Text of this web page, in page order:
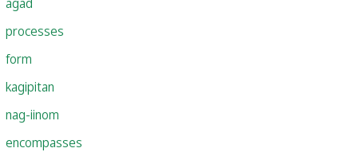
processes
form
kagipitan
nag-iinom
encompasses